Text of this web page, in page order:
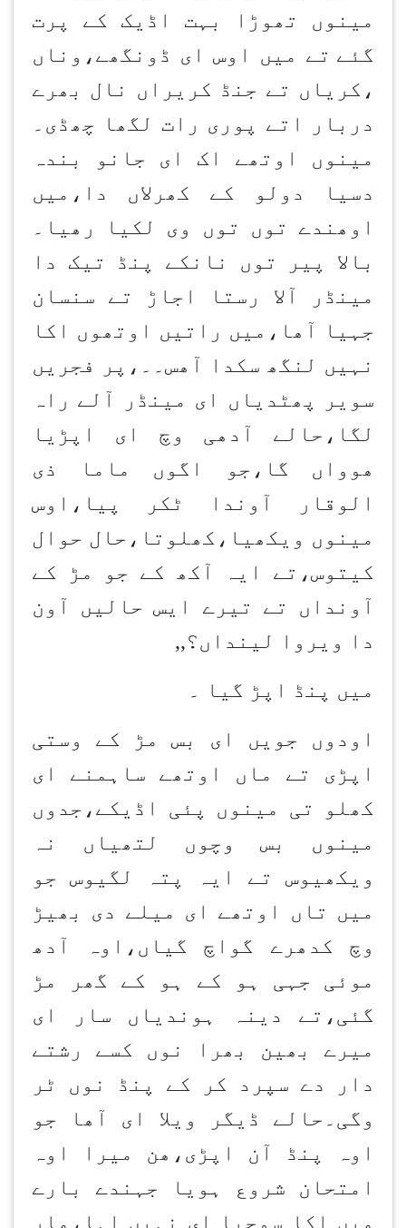
مینوں تھوڑا بہت اڈیک کے پرت
گئے تے میں اوس ای ڈونگھے،وناں
،کریاں تے جنڈ کریراں نال بھرے
دربار اتے پوری رات لگھا چھڈی۔
مینوں اوتھے اک ای جانو بندہ
دسیا دولو کے کھرلاں دا،میں
اوھندے توں توں وی لکیا رھیا۔
بالا پیر توں نانکے پنڈ تیک دا
مینڈر آلا رستا اجاڑ تے سنسان
جہیا آھا،میں راتیں اوتھوں اکا
نہیں لنگھ سکدا آھس۔۔،پر فجریں
سویر پھٹدیاں ای مینڈر آلے راہ
لگا،حالے آدھی وچ ای اپڑیا
ھوواں گا،جو اگوں ماما ذی
الوقار آوندا ٹکر پیا،اوس
مینوں ویکھیا،کھلوتا،حال حوال
کیتوس،تے ایہ آکھ کے جو مڑ کے
آونداں تے تیرے ایس حالیں آون
دا ویروا لینداں؟,,
میں پنڈ اپڑ گیا ۔
اودوں جویں ای بس مڑ کے وستی
اپڑی تے ماں اوتھے ساہمنے ای
کھلو تی مینوں پئی اڈیکے،جدوں
مینوں بس وچوں لتھیاں نہ
ویکھیوس تے ایہ پتہ لگیوس جو
میں تاں اوتھے ای میلے دی بھیڑ
وچ کدھرے گواچ گیاں،اوہ آدھ
موئی جہی ہو کے ہو کے گھر مڑ
گئی،تے دینہ ہوندیاں سار ای
میرے بھین بھرا نوں کسے رشتے
دار دے سپرد کر کے پنڈ نوں ٹر
وگی۔حالے ڈیگر ویلا ای آھا جو
اوہ پنڈ آن اپڑی،ھن میرا اوہ
امتحان شروع ہویا جہندے بارے
میں اکا سوچیا ای نہیں اہا،مار